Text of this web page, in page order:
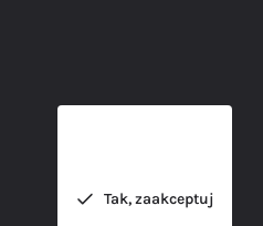
gwarantowane!
Tak, zaakceptuj